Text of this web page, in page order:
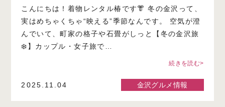
こんにちは！着物レンタル椿です👘 冬の金沢って、
実はめちゃくちゃ“映える”季節なんです。 空気が澄
んでいて、町家の格子や石畳がしっと【冬の金沢旅
❄️】カップル・女子旅で…
続きを読む>
2025.11.04 金沢グルメ情報